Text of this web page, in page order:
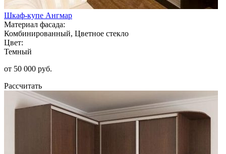
Шкаф-купе Ангмар
Материал фасада:
Комбинированный, Цветное стекло
Цвет:
Темный
от 50 000 руб.
Рассчитать